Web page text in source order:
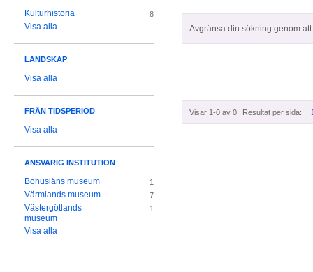
Avgränsa din sökning genom
Visar 1-0 av 0 Resultat per sida:
Kulturhistoria 8
Visa alla
LANDSKAP
Visa alla
FRÅN TIDSPERIOD
Visa alla
ANSVARIG INSTITUTION
Bohusläns museum 1
Värmlands museum 7
Västergötlands
museum
1
Visa alla